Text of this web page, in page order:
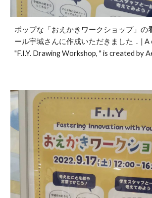
ポップな「おえかきワークショップ」の
ール宇城さんに作成いただきました．| A
"F.I.Y. Drawing Workshop, " is created by